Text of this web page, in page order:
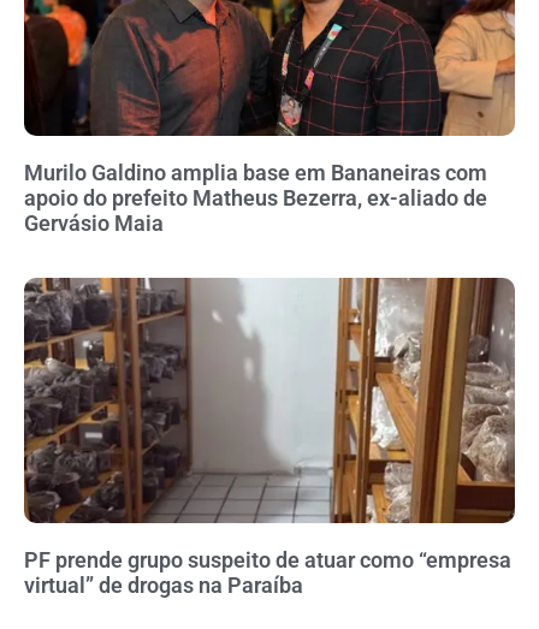
Murilo Galdino amplia base em Bananeiras com
apoio do prefeito Matheus Bezerra, ex-aliado de
Gervásio Maia
PF prende grupo suspeito de atuar como “empresa
virtual” de drogas na Paraíba